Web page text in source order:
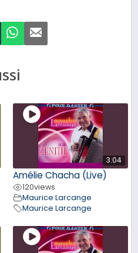
3:04
Amélie Chacha (Live)
120views
Maurice Larcange
Maurice Larcange